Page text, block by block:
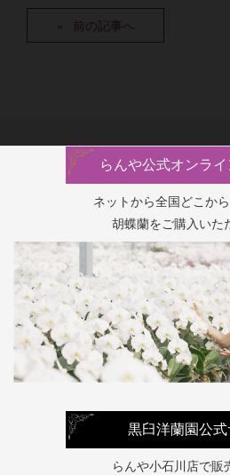
前の記事へ
らんや公式オンラ
ネットから全国どこか
胡蝶蘭をご購入いた
黒臼洋蘭園公式
らんや小石川店で販